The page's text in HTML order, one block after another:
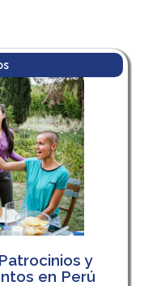
y
en Perú